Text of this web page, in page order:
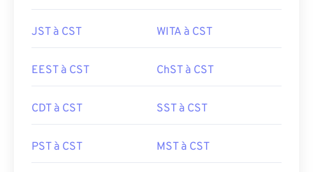
JST à CST WITA à CST
EEST à CST ChST à CST
CDT à CST SST à CST
PST à CST MST à CST